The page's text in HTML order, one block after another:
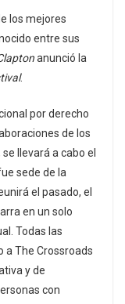
los mejores
entre sus
anunció la
.
por derecho
de los
llevará a cabo el
sede de la
el pasado, el
en un solo
Todas las
a The Crossroads
y de
con